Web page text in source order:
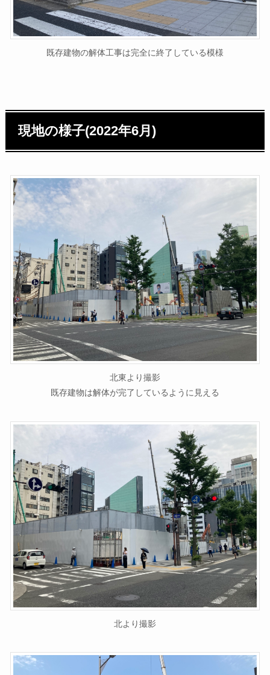
既存建物の解体工事は完全に終了している模様
現地の様子(2022年6月)
北東より撮影
既存建物は解体が完了しているように見える
北より撮影